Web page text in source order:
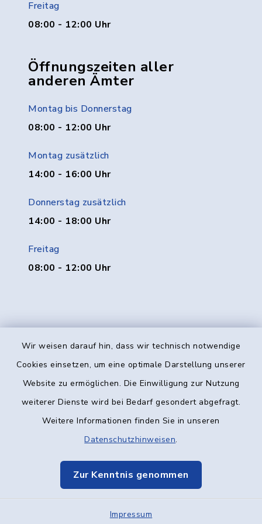
Wir weisen darauf hin, dass wir technisch notwendige
Cookies einsetzen, um eine optimale Darstellung unserer
Website zu ermöglichen. Die Einwilligung zur Nutzung
weiterer Dienste wird bei Bedarf gesondert abgefragt.
Weitere Informationen finden Sie in unseren
Datenschutzhinweisen.
Zur Kenntnis genommen
Impressum
Freitag
08:00 - 12:00 Uhr
Öffnungszeiten aller
anderen Ämter
Montag bis Donnerstag
08:00 - 12:00 Uhr
Montag zusätzlich
14:00 - 16:00 Uhr
Donnerstag zusätzlich
14:00 - 18:00 Uhr
Freitag
08:00 - 12:00 Uhr
Kontakt
Datenschutz
Elektronische Kommunikation
Sitemap